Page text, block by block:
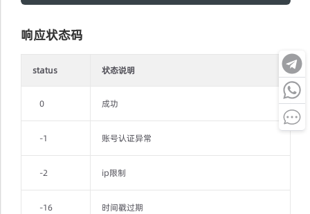
响应状态码
status 状态说明
0 成功
-1 账号认证异常
-2 ip限制
-16 时间戳过期